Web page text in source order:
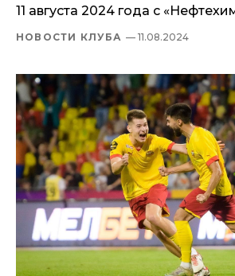
11 августа 2024 года с
НОВОСТИ КЛУБА — 11.08.2024